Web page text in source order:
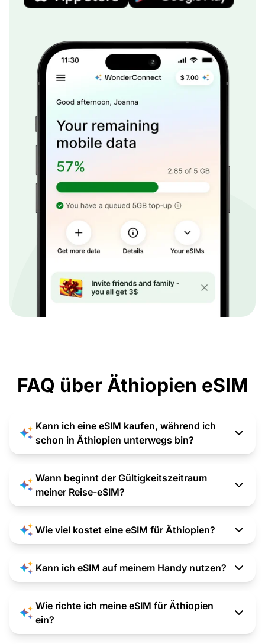
FAQ über Äthiopien eSIM
Kann ich eine eSIM kaufen, während ich
schon in Äthiopien unterwegs bin?
Wann beginnt der Gültigkeitszeitraum
meiner Reise-eSIM?
Wie viel kostet eine eSIM für Äthiopien?
Kann ich eSIM auf meinem Handy nutzen?
Wie richte ich meine eSIM für Äthiopien
ein?